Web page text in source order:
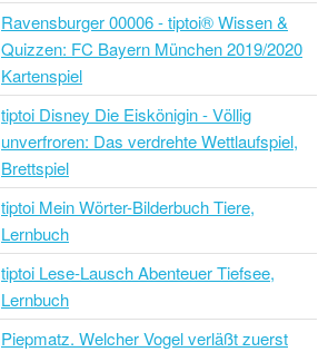
Ravensburger 00006 - tiptoi® Wissen &
Quizzen: FC Bayern München 2019/2020
Kartenspiel
tiptoi Disney Die Eiskönigin - Völlig
unverfroren: Das verdrehte Wettlaufspiel,
Brettspiel
tiptoi Mein Wörter-Bilderbuch Tiere,
Lernbuch
tiptoi Lese-Lausch Abenteuer Tiefsee,
Lernbuch
Piepmatz. Welcher Vogel verläßt zuerst